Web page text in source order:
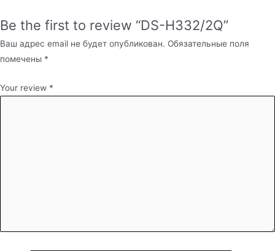
Be the first to review “DS-H332/2Q”
Ваш адрес email не будет опубликован. Обязательные поля
помечены *
Your review *